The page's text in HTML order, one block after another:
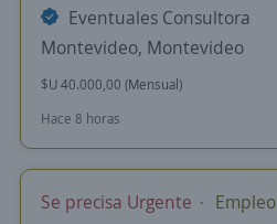
Eventuales Consultora
Montevideo, Montevideo
$U 40.000,00 (Mensual)
Hace 8 horas
Se precisa Urgente